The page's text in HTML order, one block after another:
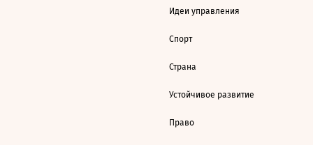
Идеи управления
Спорт
Страна
Устойчивое развитие
Право